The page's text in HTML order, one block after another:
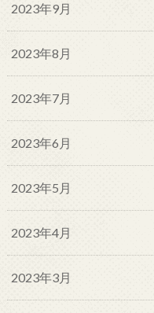
2023年9月
2023年8月
2023年7月
2023年6月
2023年5月
2023年4月
2023年3月